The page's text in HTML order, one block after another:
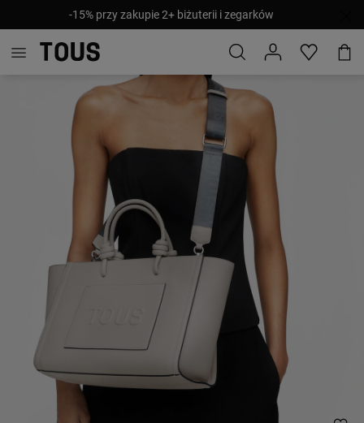
-15% przy zakupie 2+ biżuterii i zegarków